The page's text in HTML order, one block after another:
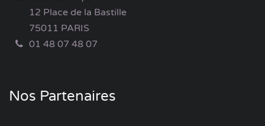
12 Place de la Bastille
75011 PARIS
01 48 07 48 07
Nos Partenaires